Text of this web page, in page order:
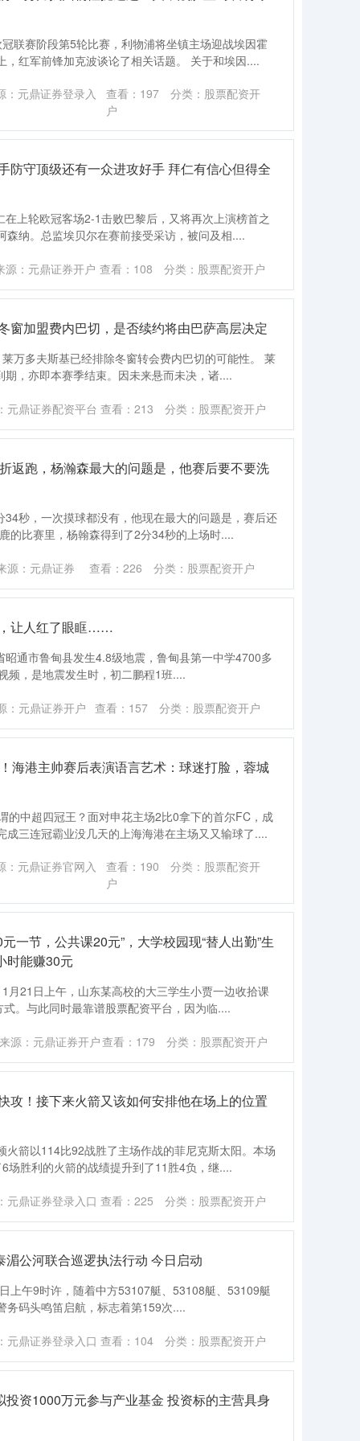
联赛阶段第5轮比赛，利物浦将坐镇主场迎战埃因霍
，红军前锋加克波谈论了相关话题。 关于和埃因....
：元鼎证券登录入 查看： 197 分类： 股票配资开
户
防守顶级还有一众进攻好手 拜仁有信心但得全
上轮欧冠客场2-1击败巴黎后，又将再次上演榜首之
森纳。总监埃贝尔在赛前接受采访，被问及相....
源：元鼎证券开户 查看： 108 分类： 股票配资开户
窗加盟费内巴切，是否续约将由巴萨高层决定
万多夫斯基已经排除冬窗转会费内巴切的可能性。 莱
，亦即本赛季结束。因未来悬而未决，诸....
元鼎证券配资平台 查看： 213 分类： 股票配资开户
返跑，杨瀚森最大的问题是，他赛后要不要洗
秒，一次摸球都没有，他现在最大的问题是，赛后还
的比赛里，杨翰森得到了2分34秒的上场时....
源：元鼎证券 查看： 226 分类： 股票配资开户
让人红了眼眶……
通市鲁甸县发生4.8级地震，鲁甸县第一中学4700多
频，是地震发生时，初二鹏程1班....
：元鼎证券开户 查看： 157 分类： 股票配资开户
海港主帅赛后表演语言艺术：球迷打脸，蓉城
的中超四冠王？面对申花主场2比0拿下的首尔FC，成
成三连冠霸业没几天的上海海港在主场又又输球了....
：元鼎证券官网入 查看： 190 分类： 股票配资开
户
一节，公共课20元”，大学校园现“替人出勤”生
时能赚30元
月21日上午，山东某高校的大三学生小贾一边收拾课
。与此同时最靠谱股票配资平台，因为临....
源：元鼎证券开户查看： 179 分类： 股票配资开户
攻！接下来火箭又该如何安排他在场上的位置
火箭以114比92战胜了主场作战的菲尼克斯太阳。本场
场胜利的火箭的战绩提升到了11胜4负，继....
元鼎证券登录入口 查看： 225 分类： 股票配资开户
公河联合巡逻执法行动 今日启动
上午9时许，随着中方53107艇、53108艇、53109艇
务码头鸣笛启航，标志着第159次....
元鼎证券登录入口 查看： 104 分类： 股票配资开户
资1000万元参与产业基金 投资标的主营具身